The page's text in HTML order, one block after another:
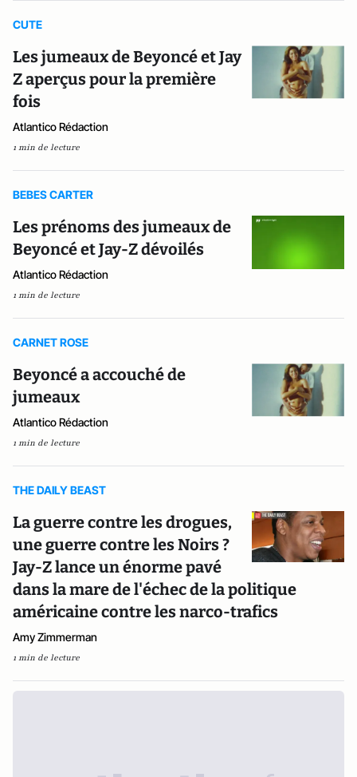
CUTE
Les jumeaux de Beyoncé et Jay
Z aperçus pour la première
fois
Atlantico Rédaction
1 min de lecture
BEBES CARTER
Les prénoms des jumeaux de
Beyoncé et Jay-Z dévoilés
Atlantico Rédaction
1 min de lecture
CARNET ROSE
Beyoncé a accouché de
jumeaux
Atlantico Rédaction
1 min de lecture
THE DAILY BEAST
La guerre contre les drogues,
une guerre contre les Noirs ?
Jay-Z lance un énorme pavé
dans la mare de l'échec de la politique
américaine contre les narco-trafics
Amy Zimmerman
1 min de lecture